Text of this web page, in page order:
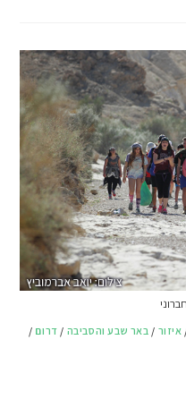
איזור / באר שבע והסביבה / דרום /